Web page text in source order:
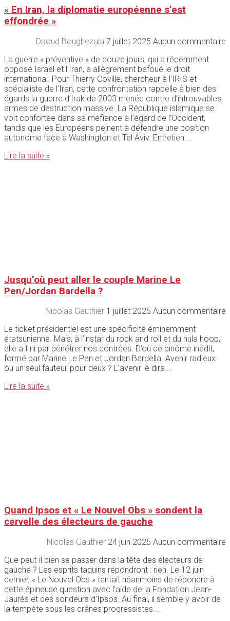
« En Iran, la diplomatie européenne s’est
effondrée »
Daoud Boughezala 7 juillet 2025 Aucun commentaire
La guerre « préventive » de douze jours, qui a récemment
opposé Israël et l’Iran, a allègrement bafoué le droit
international. Pour Thierry Coville, chercheur à l’IRIS et
spécialiste de l’Iran, cette confrontation rappelle à bien des
égards la guerre d’Irak de 2003 menée contre d’introuvables
armes de destruction massive. La République islamique se
voit confortée dans sa méfiance à l’égard de l’Occident,
tandis que les Européens peinent à défendre une position
autonome face à Washington et Tel Aviv. Entretien.
Lire la suite »
Jusqu’où peut aller le couple Marine Le
Pen/Jordan Bardella ?
Nicolas Gauthier 1 juillet 2025 Aucun commentaire
Le ticket présidentiel est une spécificité éminemment
étatsunienne. Mais, à l’instar du rock and roll et du hula hoop,
elle a fini par pénétrer nos contrées. D’où ce binôme inédit,
formé par Marine Le Pen et Jordan Bardella. Avenir radieux
ou un seul fauteuil pour deux ? L’avenir le dira.
Lire la suite »
Quand Ipsos et « Le Nouvel Obs » sondent la
cervelle des électeurs de gauche
Nicolas Gauthier 24 juin 2025 Aucun commentaire
Que peut-il bien se passer dans la tête des électeurs de
gauche ? Les esprits taquins répondront : rien. Le 12 juin
dernier, « Le Nouvel Obs » tentait néanmoins de répondre à
cette épineuse question avec l’aide de la Fondation Jean-
Jaurès et des sondeurs d’Ipsos. Au final, il semble y avoir de
la tempête sous les crânes progressistes.